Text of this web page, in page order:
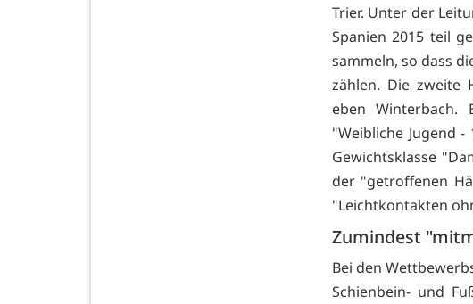
Trier. Unter der
Spanien 2015 teil
sammeln, so dass
zählen. Die zweite
eben Winterbach.
"Weibliche Jugend
Gewichtsklasse
der "getroffenen
"Leichtkontakten
Zumindest
Bei den
Schienbein- und